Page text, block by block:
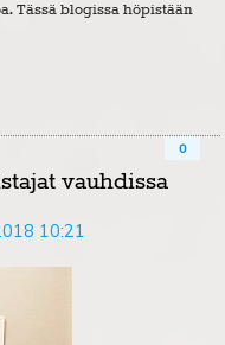
Tässä blogissa höpistään
0
vauhdissa
10:21